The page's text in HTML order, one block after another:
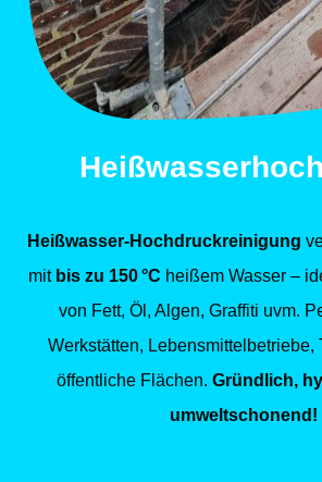
Heißwasser-Hochdruckreinigung
mit bis zu 150 °C heißem Wasser –
von Fett, Öl, Algen, Graffiti uvm.
Werkstätten, Lebensmittelbetriebe,
öffentliche Flächen. Gründlich,
umweltschonend!